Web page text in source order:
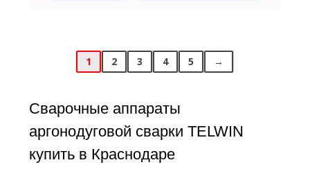
1 2 3 4 5 →
Сварочные аппараты
аргонодуговой сварки TELWIN
купить в Краснодаре